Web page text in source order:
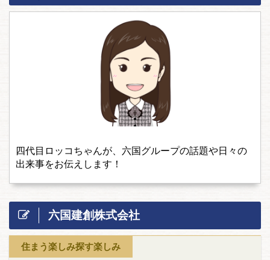
四代目ロッコちゃんが、六国グループの話題や日々の
出来事をお伝えします！
六国建創株式会社
住まう楽しみ探す楽しみ